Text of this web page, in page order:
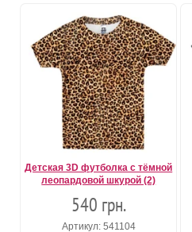
Детская 3D футболка с тёмной
леопардовой шкурой (2)
540 грн.
Артикул: 541104